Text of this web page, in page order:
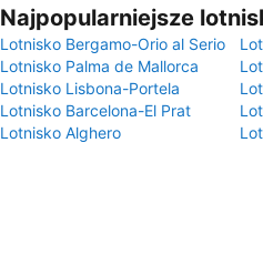
Najpopularniejsze
Lotnisko Bergamo-Orio al Serio
Lotnisko Palma de Mallorca
Lotnisko Lisbona-Portela
Lotnisko Barcelona-El Prat
Lotnisko Alghero